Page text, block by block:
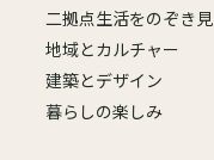
二拠点生活をのぞき見
地域とカルチャー
建築とデザイン
暮らしの楽しみ